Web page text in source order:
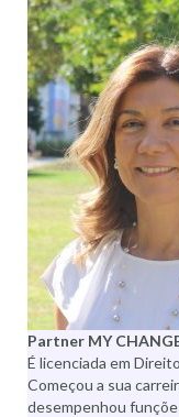
Partner MY
É licenciada em
Começou a sua
desempenhou